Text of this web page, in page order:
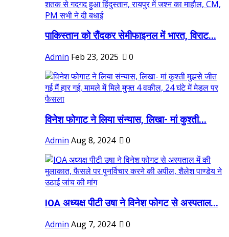
पाकिस्तान को रौंदकर सेमीफाइनल में भारत, विराट...
Admin Feb 23, 2025 0
विनेश फोगाट ने लिया संन्यास, लिखा- मां कुश्ती...
Admin Aug 8, 2024 0
IOA अध्यक्ष पीटी उषा ने विनेश फोगट से अस्पताल...
Admin Aug 7, 2024
0